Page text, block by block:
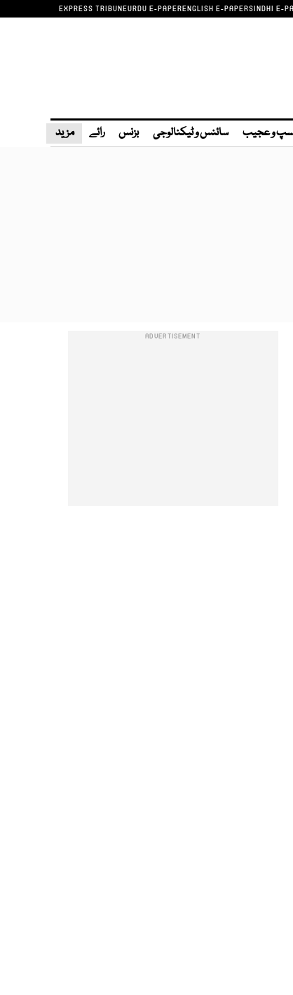
EXPRESS TRIBUNEURDU E-PAPERENGLISH E-PAPERSINDHI E-
و عجیب سائنس و ٹیکنالوجی بزنس رائے مزید